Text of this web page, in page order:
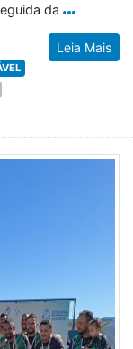
da
Leia Mais